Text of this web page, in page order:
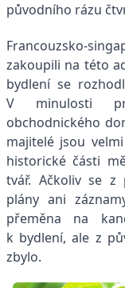
původního rázu
Francouzsko-
zakoupili na této
bydlení se
V minulosti
obchodnického
majitelé jsou
historické části
tvář. Ačkoliv se z
plány ani
přeměna na
k bydlení, ale z
zbylo.